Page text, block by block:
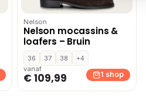
Nelson
Nelson mocassins &
loafers – Bruin
36 37 38
+4
vanaf
€ 109,99 1 shop